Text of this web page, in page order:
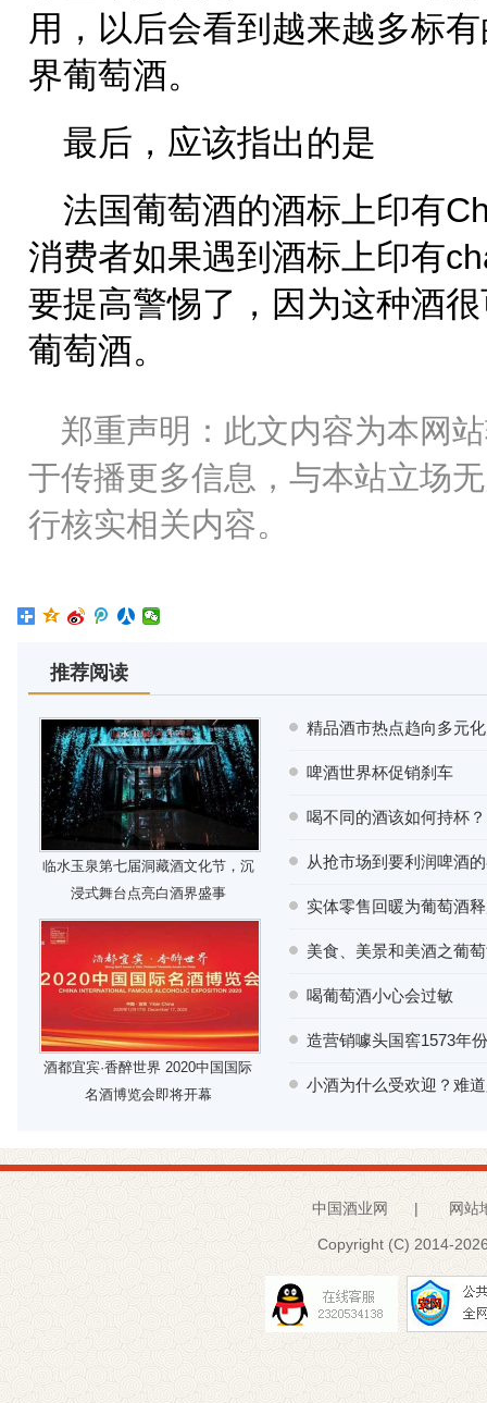
用，以后会看到越来越多标
界葡萄酒。
最后，应该指出的是
法国葡萄酒的酒标上印有
消费者如果遇到酒标上印有
要提高警惕了，因为这种酒
葡萄酒。
郑重声明：此文内容为本网
于传播更多信息，与本站立场
行核实相关内容。
推荐阅读
临水玉泉第七届洞藏酒文化节，沉
浸式舞台点亮白酒界盛事
酒都宜宾·香醉世界 2020中国国际
名酒博览会即将开幕
精品酒市热点趋向多元化
啤酒世界杯促销刹车
喝不同的酒该如何持杯？
从抢市场到要利润啤酒
实体零售回暖为葡萄酒
美食、美景和美酒之葡
喝葡萄酒小心会过敏
造营销噱头国窖1573年
小酒为什么受欢迎？难
中国酒业网 | 网站
Copyright (C) 2014-